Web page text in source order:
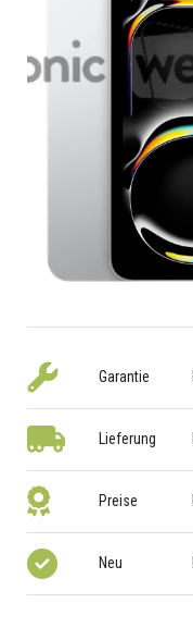
Garantie
Lieferung
Preise
Neu